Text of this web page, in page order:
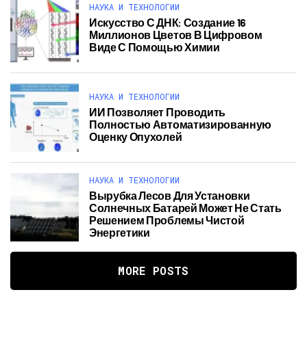
НАУКА И ТЕХНОЛОГИИ
Искусство С ДНК: Создание 16
Миллионов Цветов В Цифровом
Виде С Помощью Химии
НАУКА И ТЕХНОЛОГИИ
ИИ Позволяет Проводить
Полностью Автоматизированную
Оценку Опухолей
НАУКА И ТЕХНОЛОГИИ
Вырубка Лесов Для Установки
Солнечных Батарей Может Не Стать
Решением Проблемы Чистой
Энергетики
MORE POSTS